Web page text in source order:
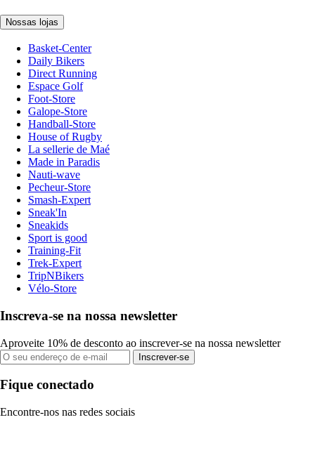
Nossas lojas
Basket-Center
Daily Bikers
Direct Running
Espace Golf
Foot-Store
Galope-Store
Handball-Store
House of Rugby
La sellerie de Maé
Made in Paradis
Nauti-wave
Pecheur-Store
Smash-Expert
Sneak'In
Sneakids
Sport is good
Training-Fit
Trek-Expert
TripNBikers
Vélo-Store
Inscreva-se na nossa newsletter
Aproveite 10% de desconto ao inscrever-se na nossa newsletter
Inscrever-se
Fique conectado
Encontre-nos nas redes sociais